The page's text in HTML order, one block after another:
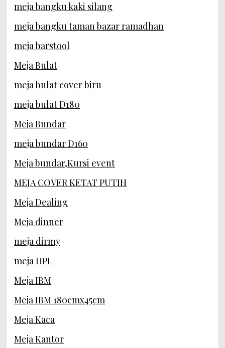
meja bangku kaki silang
meja bangku taman bazar ramadhan
meja barstool
Meja Bulat
meja bulat cover biru
meja bulat D180
Meja Bundar
meja bundar D160
Meja bundar,Kursi event
MEJA COVER KETAT PUTIH
Meja Dealing
Meja dinner
meja dirmy
meja HPL
Meja IBM
Meja IBM 180cmx45cm
Meja Kaca
Meja Kantor